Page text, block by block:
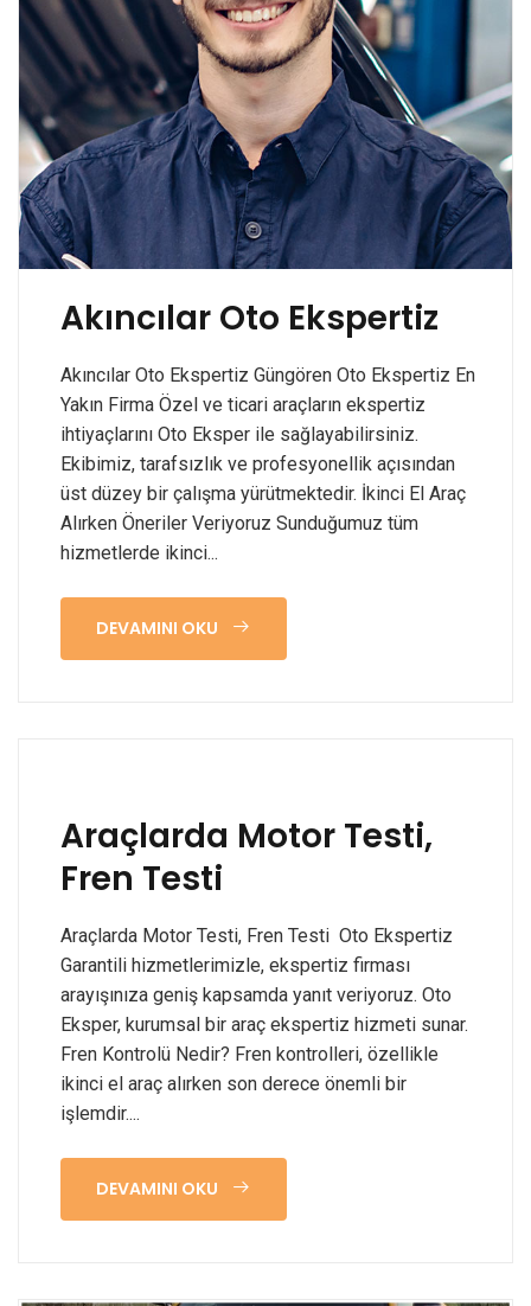
Akıncılar Oto Ekspertiz
Akıncılar Oto Ekspertiz Güngören Oto Ekspertiz En
Yakın Firma Özel ve ticari araçların ekspertiz
ihtiyaçlarını Oto Eksper ile sağlayabilirsiniz.
Ekibimiz, tarafsızlık ve profesyonellik açısından
üst düzey bir çalışma yürütmektedir. İkinci El Araç
Alırken Öneriler Veriyoruz Sunduğumuz tüm
hizmetlerde ikinci...
DEVAMINI OKU
Araçlarda Motor Testi,
Fren Testi
Araçlarda Motor Testi, Fren Testi Oto Ekspertiz
Garantili hizmetlerimizle, ekspertiz firması
arayışınıza geniş kapsamda yanıt veriyoruz. Oto
Eksper, kurumsal bir araç ekspertiz hizmeti sunar.
Fren Kontrolü Nedir? Fren kontrolleri, özellikle
ikinci el araç alırken son derece önemli bir
işlemdir....
DEVAMINI OKU